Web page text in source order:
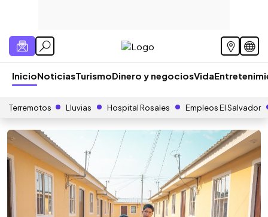
InicioNoticiasTurismoDinero y negociosVida
Terremotos Lluvias Hospital Rosales Empleos El Salvador